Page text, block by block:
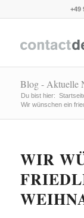
+49
Blog - Aktuelle
Du bist hier:
Wir wünschen ein
WIR